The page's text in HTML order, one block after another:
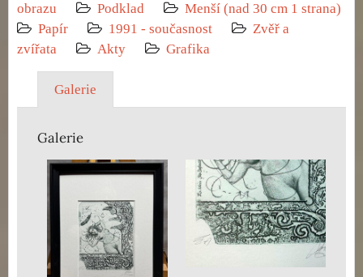
obrazu
Podklad
Menší (nad 30 cm 1 strana)
Papír
1991 - současnost
Zvěř a
zvířata
Akty Grafika
Galerie
Galerie